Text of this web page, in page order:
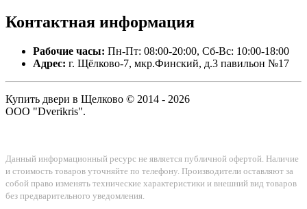
Контактная информация
Рабочие часы: Пн-Пт: 08:00-20:00, Сб-Вс: 10:00-18:00
Адрес: г. Щёлково-7, мкр.Финский, д.3 павильон №17
Купить двери в Щелково © 2014 - 2026
ООО "Dverikris".
Данный информационный ресурс не является публичной офертой. Наличие
и стоимость товаров уточняйте по телефону. Производители оставляют за
собой право изменять технические характеристики и внешний вид товаров
без предварительного уведомления.